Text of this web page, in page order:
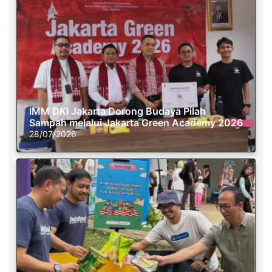
IMM DKI Jakarta Dorong Budaya Pilah
Sampah melalui Jakarta Green Academy 2026
28/07/2026